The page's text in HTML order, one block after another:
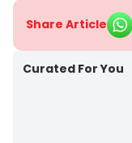
Share Article
Curated For You